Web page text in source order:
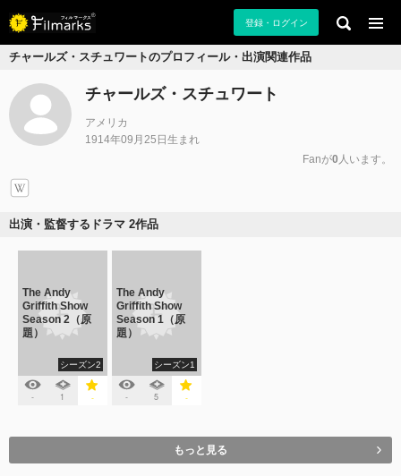
登録・ログイン
チャールズ・スチュワートのプロフィール・出演関連作品
チャールズ・スチュワート
アメリカ
1914年09月25日生まれ
Fanが0 人います。
出演・監督するドラマ 2作品
The Andy
Griffith Show
Season 2（原
題）
シーズン2
- 1 -
The Andy
Griffith Show
Season 1（原
題）
シーズン1
- 5 -
もっと見る